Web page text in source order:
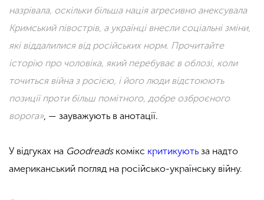
назрівала, оскільки більша нація агресивно анексувала
Кримський півострів, а українці внесли соціальні зміни,
які віддалилися від російських норм. Прочитайте
історію про чоловіка, який перебуває в облозі, коли
точиться війна з росією, і його люди відстоюють
позиції проти більш помітного, добре озброєного
ворога», — зауважують в анотації.
У відгуках на Goodreadsкомікс критикують за надто
американський погляд на російсько-українську війну.